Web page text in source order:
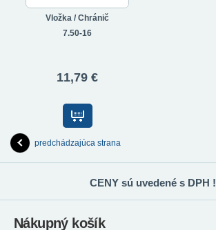
Vložka / Chránič
7.50-16
11,79 €
predchádzajúca strana
CENY sú uvedené s DPH !
Nákupný košík